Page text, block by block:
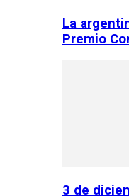
La
Premio
3 de